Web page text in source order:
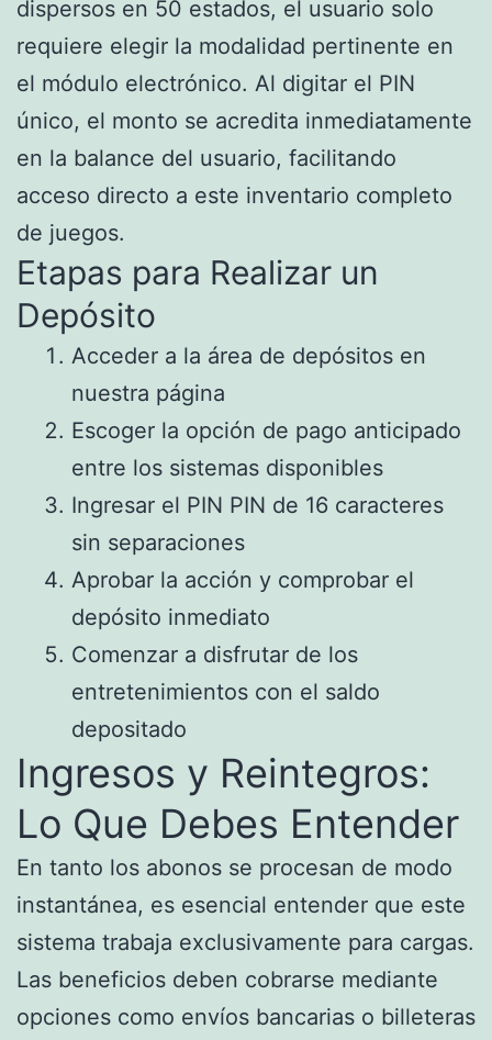
dispersos en 50 estados, el usuario solo
requiere elegir la modalidad pertinente en
el módulo electrónico. Al digitar el PIN
único, el monto se acredita inmediatamente
en la balance del usuario, facilitando
acceso directo a este inventario completo
de juegos.
Etapas para Realizar un
Depósito
Acceder a la área de depósitos en
nuestra página
Escoger la opción de pago anticipado
entre los sistemas disponibles
Ingresar el PIN PIN de 16 caracteres
sin separaciones
Aprobar la acción y comprobar el
depósito inmediato
Comenzar a disfrutar de los
entretenimientos con el saldo
depositado
Ingresos y Reintegros:
Lo Que Debes Entender
En tanto los abonos se procesan de modo
instantánea, es esencial entender que este
sistema trabaja exclusivamente para cargas.
Las beneficios deben cobrarse mediante
opciones como envíos bancarias o billeteras